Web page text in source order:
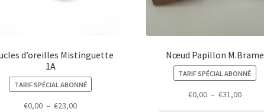
d’oreilles Mistinguette
1A
TARIF SPÉCIAL ABONNÉ
€0,00 – €23,00Plage
Nœud Papillon M.Brame
TARIF SPÉCIAL ABONNÉ
€0,00 – €31,00Plage